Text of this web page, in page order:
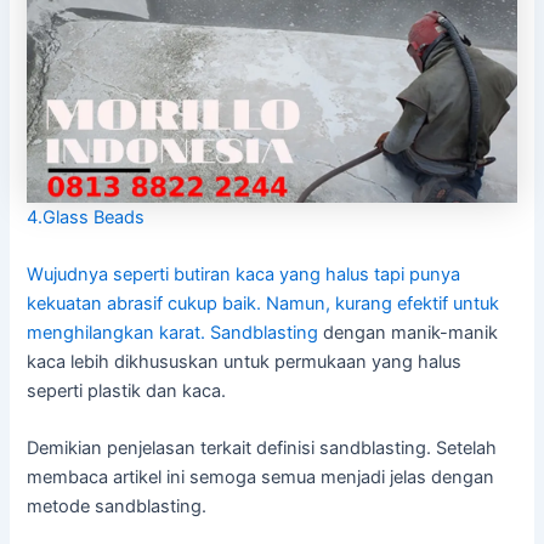
4.Glass Beads
Wujudnya seperti butiran kaca yang halus tapi punya
kekuatan abrasif cukup baik. Namun, kurang efektif untuk
menghilangkan karat. Sandblasting dengan manik-manik
kaca lebih dikhususkan untuk permukaan yang halus
seperti plastik dan kaca.
Demikian penjelasan terkait definisi sandblasting. Setelah
membaca artikel ini semoga semua menjadi jelas dengan
metode sandblasting.